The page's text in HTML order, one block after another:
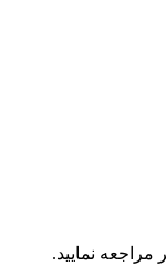
نمایید.